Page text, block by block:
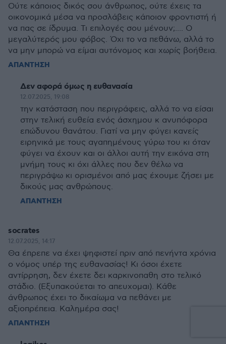
Ούτε κάποιος δικός σου άνθρωπος, ούτε έχεις τα
οικονομικά μέσα να προσλάβεις κάποιον φροντιστή ή
να πας σε ίδρυμα. Τι επιλογές σου μένουν;.... Ο
μεγαλύτερός μου φόβος. Όχι το να πεθάνω, αλλά το
να μην μπορώ να είμαι αυτόνομος και χωρίς βοήθεια.
ΑΠΑΝΤΗΣΗ
Δεν αφορά όμως η ευθανασία
12.07.2025, 19:08
την κατάσταση που περιγράφεις, αλλά το να είσαι
στην τελική ευθεία ενός άσχημου κ ανυπόφορα
επώδυνου θανάτου. Γιατί να μην φύγει κανείς
ειρηνικά με τους αγαπημένους γύρω του κι όταν
φύγει να έχουν και οι άλλοι αυτή την εικόνα στη
μνήμη τους κι όχι άλλες που δεν θέλω να
περιγράψω κι ορισμένοι από μας έχουμε ζήσει με
δικούς μας ανθρώπους.
ΑΠΑΝΤΗΣΗ
socrates
12.07.2025, 14:17
Θα έπρεπε να έχει ψηφιστεί πριν από πενήντα χρόνια
ο νόμος υπέρ της ευθανασίας! Κι όσοι έχετε
αντίρρηση, δεν έχετε δει καρκινοπαθη στο τελικό
στάδιο. (Εξυπακούεται το απευχομαι). Κάθε
άνθρωπος έχει το δικαίωμα να πεθάνει με
αξιοπρέπεια. Καλημέρα σας!
ΑΠΑΝΤΗΣΗ